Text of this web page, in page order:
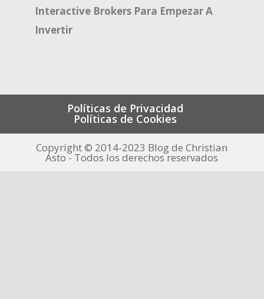
Interactive Brokers Para Empezar A
Invertir
Políticas de Privacidad
Políticas de Cookies
Copyright © 2014-2023 Blog de Christian
Asto - Todos los derechos reservados